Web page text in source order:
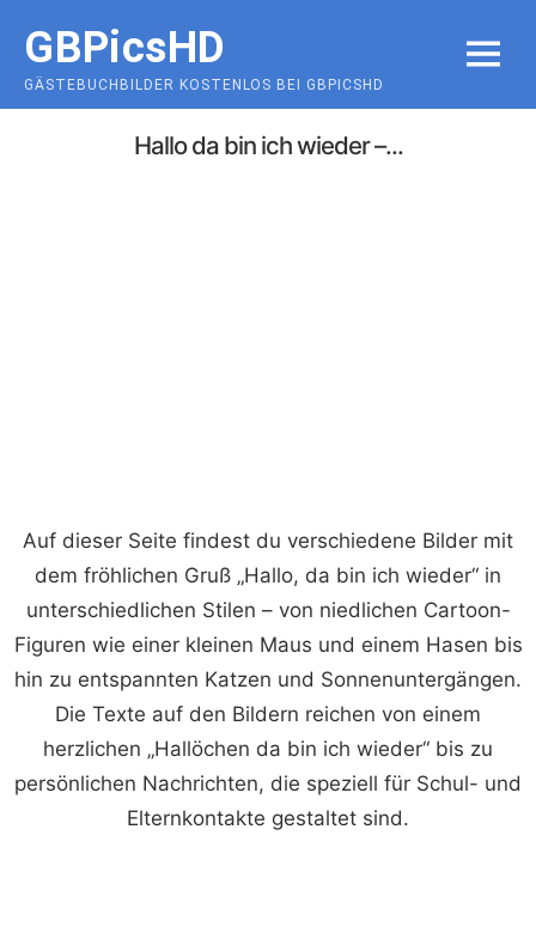
content
GBPicsHD
GÄSTEBUCHBILDER KOSTENLOS BEI GBPICSHD
MENU
Hallo da bin ich wieder –...
Auf dieser Seite findest du verschiedene Bilder mit
dem fröhlichen Gruß „Hallo, da bin ich wieder“ in
unterschiedlichen Stilen – von niedlichen Cartoon-
Figuren wie einer kleinen Maus und einem Hasen bis
hin zu entspannten Katzen und Sonnenuntergängen.
Die Texte auf den Bildern reichen von einem
herzlichen „Hallöchen da bin ich wieder“ bis zu
persönlichen Nachrichten, die speziell für Schul- und
Elternkontakte gestaltet sind.